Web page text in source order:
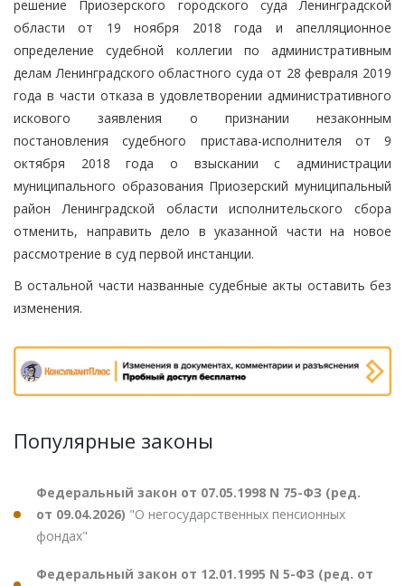
решение Приозерского городского суда Ленинградской
области от 19 ноября 2018 года и апелляционное
определение судебной коллегии по административным
делам Ленинградского областного суда от 28 февраля 2019
года в части отказа в удовлетворении административного
искового заявления о признании незаконным
постановления судебного пристава-исполнителя от 9
октября 2018 года о взыскании с администрации
муниципального образования Приозерский муниципальный
район Ленинградской области исполнительского сбора
отменить, направить дело в указанной части на новое
рассмотрение в суд первой инстанции.
В остальной части названные судебные акты оставить без
изменения.
Популярные законы
Федеральный закон от 07.05.1998 N 75-ФЗ (ред.
от 09.04.2026) "О негосударственных пенсионных
фондах"
Федеральный закон от 12.01.1995 N 5-ФЗ (ред. от